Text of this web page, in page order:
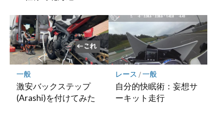
一般
激安バックステップ
(Arashi)を付けてみた
レース /一般
自分的快眠術：妄想サ
ーキット走行